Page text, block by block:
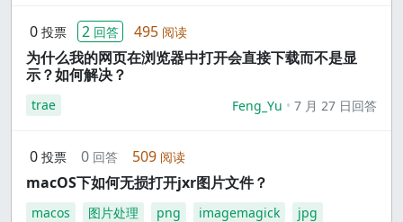
0 投票 2 回答 495 阅读
为什么我的网页在浏览器中打开会直接下载而不是显
示？如何解决？
trae Feng_Yu 7 月 27 日回答
0 投票 0 回答 509 阅读
macOS下如何无损打开jxr图片文件？
macos 图片处理 png imagemagick
jpg